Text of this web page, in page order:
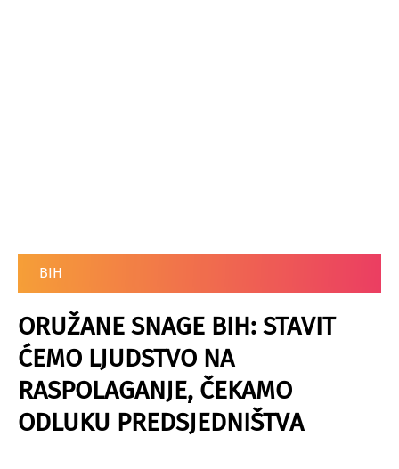
BIH
ORUŽANE SNAGE BIH: STAVIT
ĆEMO LJUDSTVO NA
RASPOLAGANJE, ČEKAMO
ODLUKU PREDSJEDNIŠTVA